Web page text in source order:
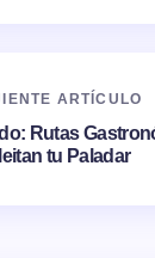
ARTÍCULO
Rutas
tu Paladar